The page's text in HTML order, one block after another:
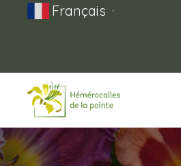
Français ▼